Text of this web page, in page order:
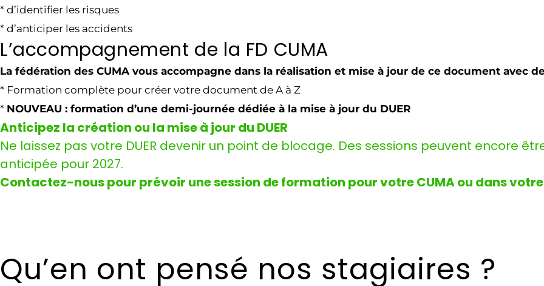
* d’identifier les risques
* d’anticiper les accidents
L’accompagnement de la FD CUMA
La fédération des CUMA vous accompagne dans la réalisation et mise à jour de ce document avec
* Formation complète pour créer votre document de A à Z
* NOUVEAU : formation d’une demi-journée dédiée à la mise à jour du DUER
Anticipez la création ou la mise à jour du DUER
Ne laissez pas votre DUER devenir un point de blocage. Des sessions peuvent encore
anticipée pour 2027.
Contactez-nous pour prévoir une session de formation pour votre CUMA ou dans
Qu’en ont pensé nos stagiaires ?